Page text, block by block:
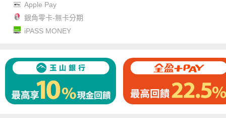
Apple Pay
銀角零卡-無卡分期
iPASS MONEY